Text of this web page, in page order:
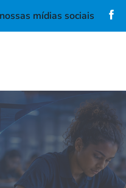
mídias sociais